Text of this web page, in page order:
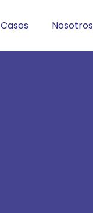
Casos Nosotros